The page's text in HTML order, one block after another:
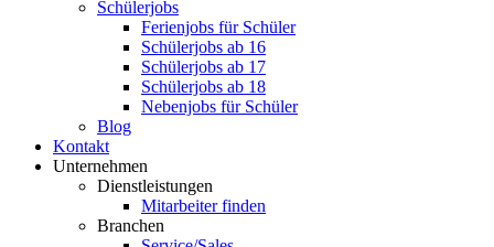
Schülerjobs
Ferienjobs für Schüler
Schülerjobs ab 16
Schülerjobs ab 17
Schülerjobs ab 18
Nebenjobs für Schüler
Blog
Kontakt
Unternehmen
Dienstleistungen
Mitarbeiter finden
Branchen